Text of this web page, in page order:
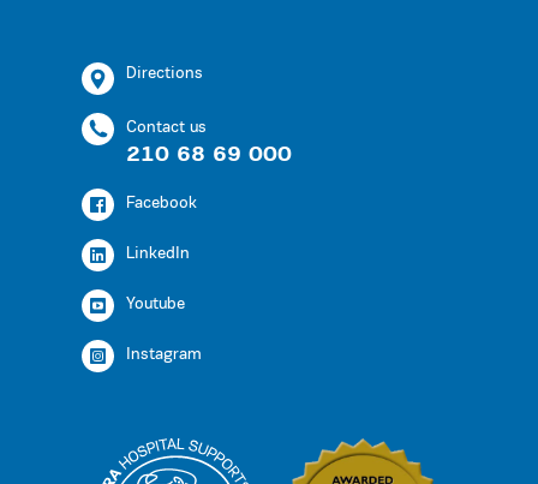
Directions
Contact us
210 68 69 000
Facebook
LinkedIn
Youtube
Instagram